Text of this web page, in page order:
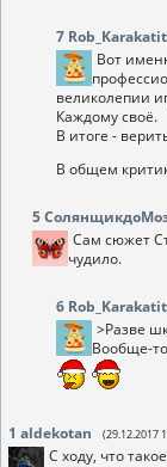
7
Вот
великолепии
Каждому своё.
В итоге -
В общем
5
Сам сюжет
чудило.
6
>Разве
Вообще-
1 aldekotan (29.12.2017
С ходу, что